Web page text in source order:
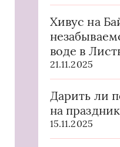
Хивус на
воде в
21.11.2025
Дарить ли
на
15.11.2025